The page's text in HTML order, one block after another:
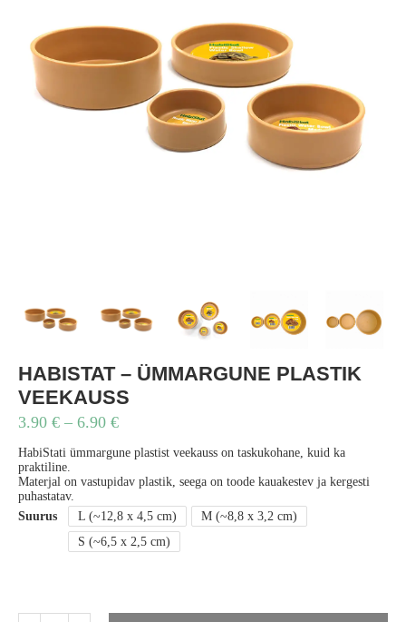
HABISTAT – ÜMMARGUNE PLASTIK
VEEKAUSS
3.90 € – 6.90 €
HabiStati ümmargune plastist veekauss on taskukohane, kuid ka
praktiline.
Materjal on vastupidav plastik, seega on toode kauakestev ja kergesti
puhastatav.
Suurus
L (~12,8 x 4,5 cm)
M (~8,8 x 3,2 cm)
S (~6,5 x 2,5 cm)